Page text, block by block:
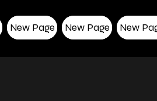
New Page New Page New